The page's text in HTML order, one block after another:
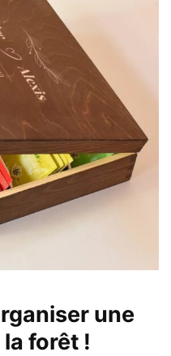
une
forêt !